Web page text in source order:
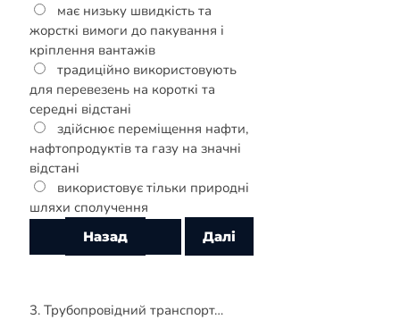
має низьку швидкість та
жорсткі вимоги до пакування і
кріплення вантажів
традиційно використовують
для перевезень на короткі та
середні відстані
здійснює переміщення нафти,
нафтопродуктів та газу на значні
відстані
використовує тільки природні
шляхи сполучення
3. Трубопровідний транспорт…